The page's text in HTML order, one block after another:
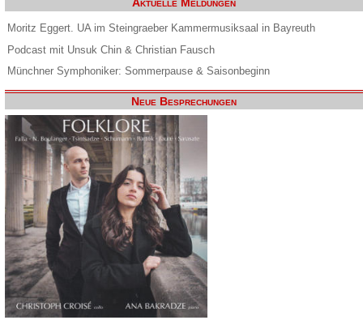
Aktuelle Meldungen
Moritz Eggert. UA im Steingraeber Kammermusiksaal in Bayreuth
Podcast mit Unsuk Chin & Christian Fausch
Münchner Symphoniker: Sommerpause & Saisonbeginn
Neue Besprechungen